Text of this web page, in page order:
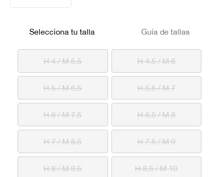
Selecciona tu talla Guía de tallas
H 4 / M 5.5 H 4.5 / M 6
H 5 / M 6.5 H 5.5 / M 7
H 6 / M 7.5 H 6.5 / M 8
H 7 / M 8.5 H 7.5 / M 9
H 8 / M 9.5 H 8.5 / M 10